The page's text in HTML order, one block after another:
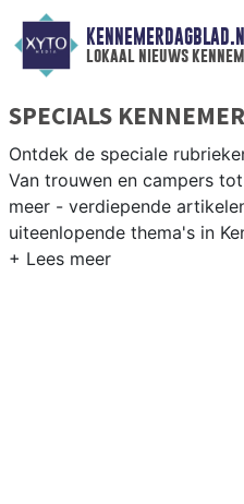
lokaal nieuws
SPECIALS
Ontdek de speciale
Van trouwen en campers
meer - verdiepende
uiteenlopende thema's in